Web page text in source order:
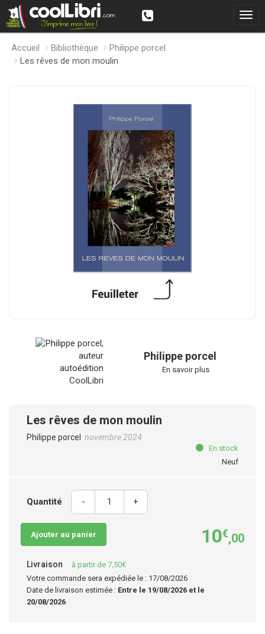
Accueil Bibliothèque
Philippe porcel
Les rêves de mon moulin
Philippe porcel
En savoir plus
Les rêves de mon moulin
Philippe porcel novembre 2024
En stock
Neuf
Quantité - +
Ajouter au panier 10€,00
Livraison
à partir de 7,50€
Votre commande sera expédiée le : 17/08/2026
Date de livraison estimée : Entre le 19/08/2026 et le
20/08/2026